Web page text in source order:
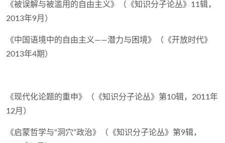
《被误解与被滥用的自由主义》（《知识分子论丛》11辑，
2013年9月）
《中国语境中的自由主义——潜力与困境》（《开放时代》
2013年4期）
《现代化论题的重申》（《知识分子论丛》第10辑，2011年
12月）
《启蒙哲学与“洞穴”政治》（《知识分子论丛》第9辑，